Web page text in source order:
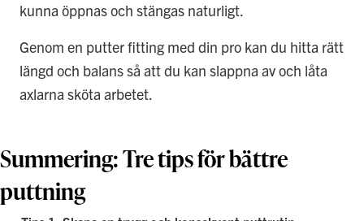
kunna öppnas och stängas naturligt.
Genom en putter fitting med din pro kan du hitta rätt
längd och balans så att du kan slappna av och låta
axlarna sköta arbetet.
Summering: Tre tips för bättre
puttning